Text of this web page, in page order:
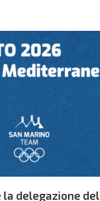
delegazione del